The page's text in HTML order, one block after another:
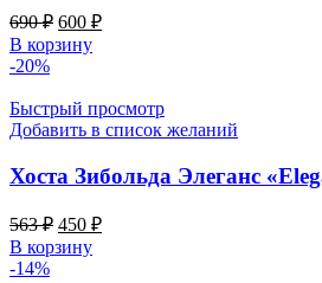
690₽ Первоначальная
цена
составляла
600 ₽Текущая
В корзину
-20%
Быстрый просмотр
Добавить в список желаний
Хоста Зибольда Элеганс
563₽ Первоначальная
цена
составляла
450 ₽Текущая
В корзину
-14%